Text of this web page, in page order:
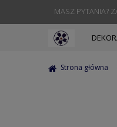
MASZ PYTANIA?
Strona główna